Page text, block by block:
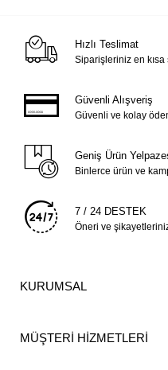
Hızlı Teslimat
Siparişleriniz en kısa
Güvenli Alışveriş
Güvenli ve kolay
Geniş Ürün
Binlerce ürün ve
7 / 24 DESTEK
Öneri ve
KURUMSAL
MÜŞTERİ HİZMETLERİ